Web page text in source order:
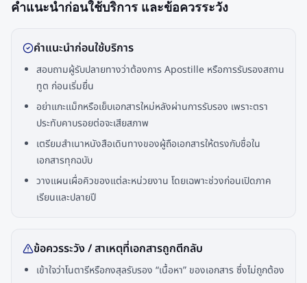
คำแนะนำก่อนใช้บริการ และข้อควรระวัง
คำแนะนำก่อนใช้บริการ
สอบถามผู้รับปลายทางว่าต้องการ Apostille หรือการรับรองสถาน
ทูต ก่อนเริ่มยื่น
อย่าแกะแม็กหรือเย็บเอกสารใหม่หลังผ่านการรับรอง เพราะตรา
ประทับคาบรอยต่อจะเสียสภาพ
เตรียมสำเนาหนังสือเดินทางของผู้ถือเอกสารให้ตรงกับชื่อใน
เอกสารทุกฉบับ
วางแผนเผื่อคิวของแต่ละหน่วยงาน โดยเฉพาะช่วงก่อนเปิดภาค
เรียนและปลายปี
ข้อควรระวัง / สาเหตุที่เอกสารถูกตีกลับ
เข้าใจว่าโนตารีหรือกงสุลรับรอง “เนื้อหา” ของเอกสาร ซึ่งไม่ถูกต้อง